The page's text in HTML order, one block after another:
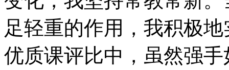
足轻重的作用，我积极
优质课评比中，虽然强